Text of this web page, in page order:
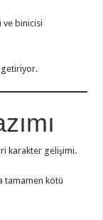
ve binicisi
getiriyor.
karakter gelişimi.
tamamen kötü